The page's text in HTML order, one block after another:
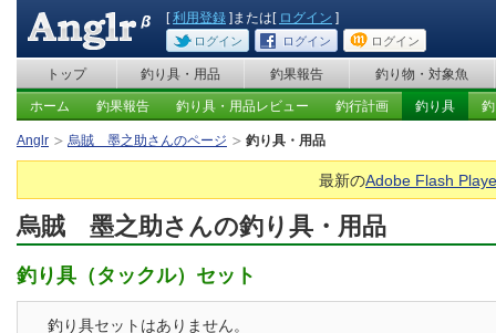
[利用登録 ]または[ ログイン ]
ログイン ログイン ログイン
トップ 釣り具・用品 釣果報告 釣り物・対象魚
ホーム 釣果報告 釣り具・用品レビュー 釣行計画 釣り具
Anglr 烏賊 墨之助さんのページ 釣り具・用品
最新のAdobe Flash
烏賊 墨之助さんの釣り具・用品
釣り具（タックル）セット
釣り具セットはありません。